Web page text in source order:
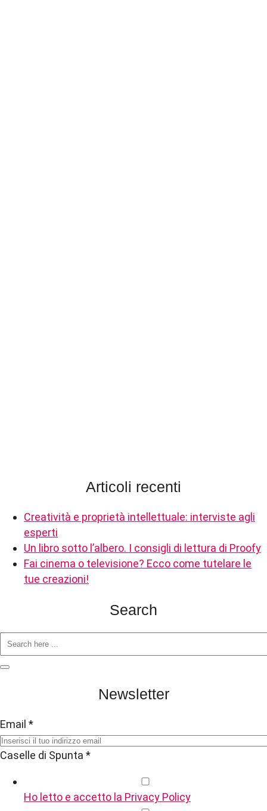
Articoli recenti
Creatività e proprietà intellettuale: interviste agli
esperti
Un libro sotto l’albero. I consigli di lettura di Proofy
Fai cinema o televisione? Ecco come tutelare le
tue creazioni!
Search
Newsletter
Email *
Caselle di Spunta *
Ho letto e accetto la Privacy Policy